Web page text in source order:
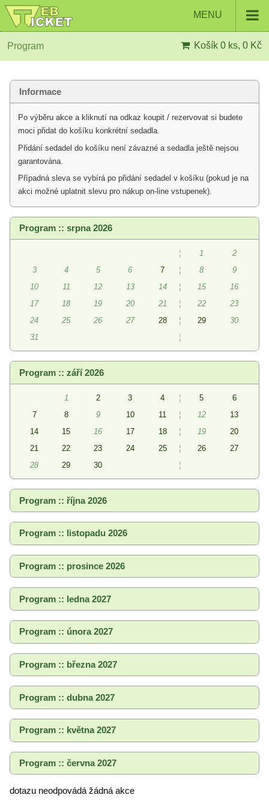
MENU
Program Košík 0 ks, 0 Kč
Informace
Po výběru akce a kliknutí na odkaz koupit / rezervovat si budete
moci přidat do košíku konkrétní sedadla.
Přidání sedadel do košíku není závazné a sedadla ještě nejsou
garantována.
Případná sleva se vybírá po přidání sedadel v košíku (pokud je na
akci možné uplatnit slevu pro nákup on-line vstupenek).
Program :: srpna 2026
¦ 1
2
3
4 5 6 7 ¦ 8
9
10
11 12 13 14 ¦ 15
16
17
18 19 20 21 ¦ 22
23
24
25 26 27 28 ¦ 29
30
31
¦
Program :: září 2026
1 2 3 4 ¦ 5
6
7
8 9 10 11 ¦ 12
13
14
15 16 17 18 ¦ 19
20
21
22 23 24 25 ¦ 26
27
28
29 30 ¦
Program :: října 2026
Program :: listopadu 2026
Program :: prosince 2026
Program :: ledna 2027
Program :: února 2027
Program :: března 2027
Program :: dubna 2027
Program :: května 2027
Program :: června 2027
dotazu neodpovádá žádná akce